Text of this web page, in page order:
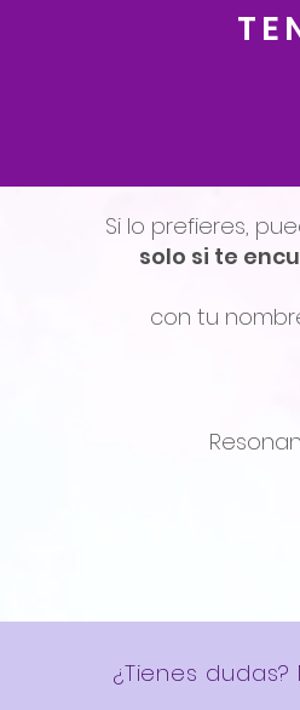
Si lo prefieres,
solo si te
con tu
¿Tienes